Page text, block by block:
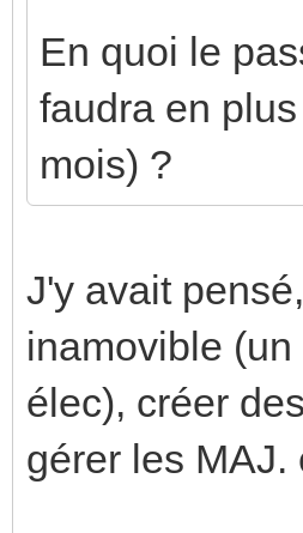
En quoi le
faudra en
mois) ?
J'y avait
inamovible
élec), créer
gérer les MAJ.